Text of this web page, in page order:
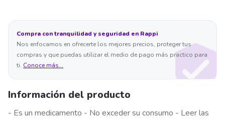
Compra con tranquilidad y seguridad en Rappi
Nos enfocamos en ofrecerte los mejores precios, proteger tus
compras y que puedas utilizar el medio de pago más practico para
ti. Conoce más...
Información del producto
- Es un medicamento - No exceder su consumo - Leer las